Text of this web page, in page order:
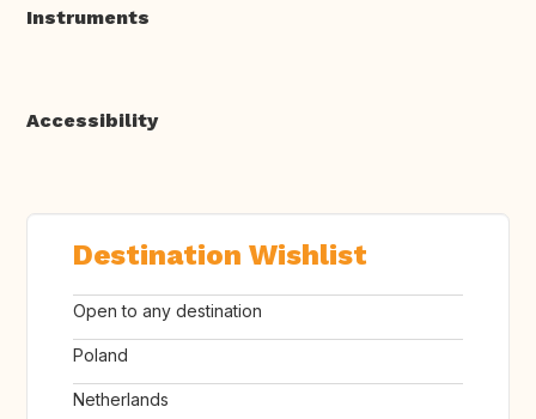
Instruments
Accessibility
Destination Wishlist
Open to any destination
Poland
Netherlands